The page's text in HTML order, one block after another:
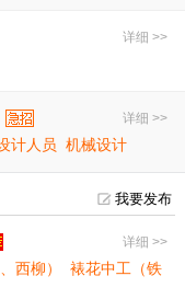
详细 >>
详细 >>
计人员 机械设计
我要发布
详细 >>
西柳）
裱花中工（铁